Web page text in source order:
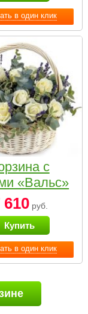
в один клик
в один клик
с
«Вальс»
610руб.
Купить